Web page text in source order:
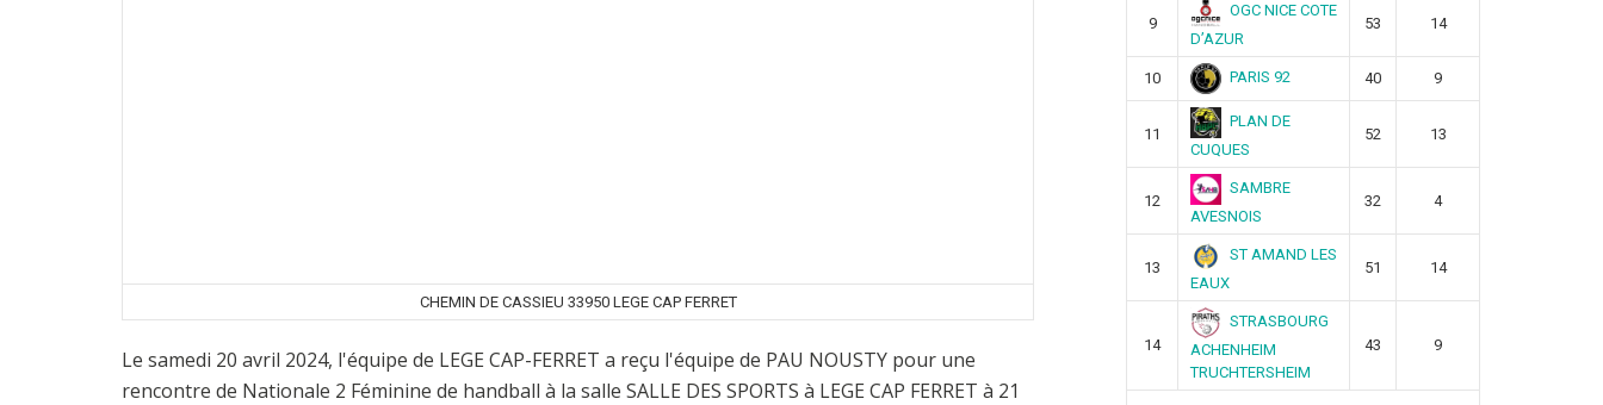
CHEMIN DE CASSIEU 33950 LEGE CAP FERRET
Le samedi 20 avril 2024, l'équipe de LEGE CAP-FERRET a reçu l'équipe de PAU NOUSTY pour une
rencontre de Nationale 2 Féminine de handball à la salle SALLE DES SPORTS à LEGE CAP FERRET à 21
9
OGC NICE COTE
D’AZUR
53 14
10 PARIS 92 40 9
11
PLAN DE
CUQUES
52 13
12
SAMBRE
AVESNOIS
32 4
13
ST AMAND LES
EAUX
51 14
14
STRASBOURG
ACHENHEIM
TRUCHTERSHEIM
43 9